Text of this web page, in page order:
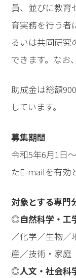
員、並びに教育
育実務を行う者
るいは共同研究
できます。なお
助成金は総額
しています。
募集期間
令和5年6月1日
たE-mailを有効
対象とする専門
◎自然科学・工
／化学／生物／
産／技術・家庭
◎人文・社会科